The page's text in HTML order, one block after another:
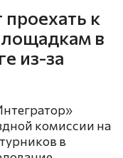
к
в
из-за
комиссии на
в